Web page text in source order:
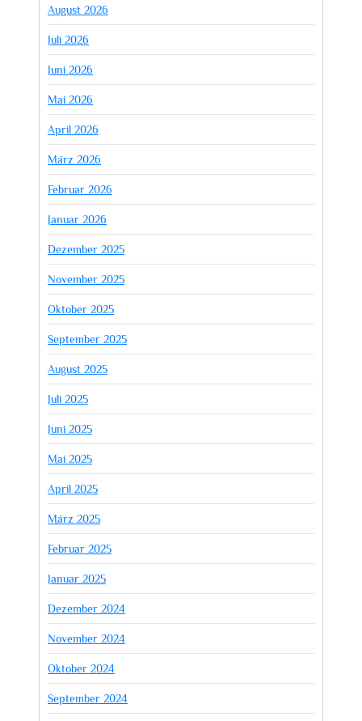
August 2026
Juli 2026
Juni 2026
Mai 2026
April 2026
März 2026
Februar 2026
Januar 2026
Dezember 2025
November 2025
Oktober 2025
September 2025
August 2025
Juli 2025
Juni 2025
Mai 2025
April 2025
März 2025
Februar 2025
Januar 2025
Dezember 2024
November 2024
Oktober 2024
September 2024